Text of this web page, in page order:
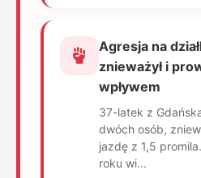
Agresja na
znieważył i
wpływem
37-latek z
dwóch osób,
jazdę z 1,5
roku wi...